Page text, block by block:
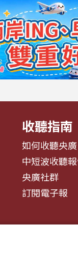
收聽指南
如何收聽央廣
中短波收聽
央廣社群
訂閱電子報